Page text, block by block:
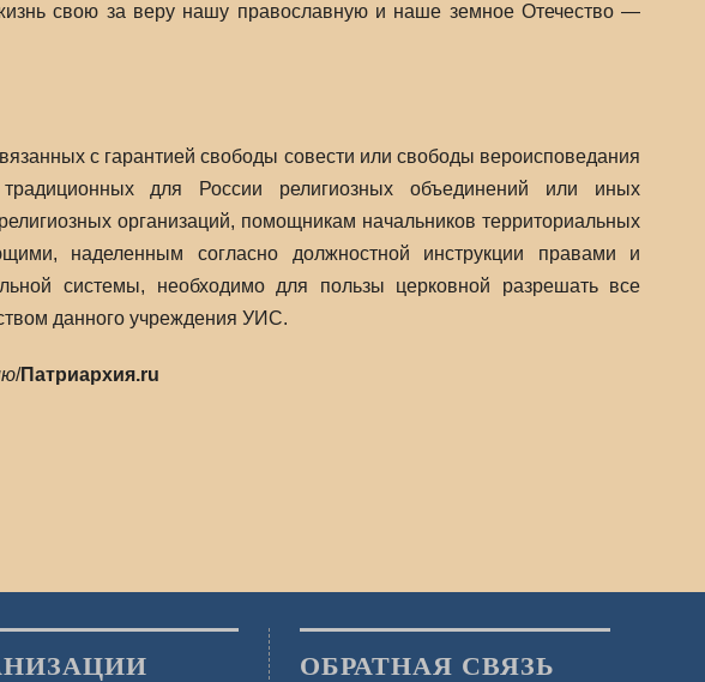
свою за веру нашу православную и наше земное Отечество —
с гарантией свободы совести или свободы вероисповедания
для России религиозных объединений или иных
организаций, помощникам начальников территориальных
наделенным согласно должностной инструкции правами и
системы, необходимо для пользы церковной разрешать все
данного учреждения УИС.
/Патриархия.ru
ОБРАТНАЯ СВЯЗЬ